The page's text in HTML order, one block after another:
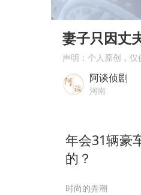
妻子只因丈
声明：个人原创，仅
阿谈侦剧
河南
年会31辆豪
的？
时尚的弄潮